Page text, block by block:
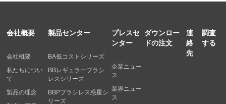
会社概要
会社概要
私たちについ
て
製品の理念
製品センター
BA低コストシリーズ
BBレギュラーブラシ
レスシリーズ
BBPブラシレス惑星シ
リーズ
プレスセ
ンター
企業ニュー
ス
業界ニュー
ス
ダウンロー
ドの注文
連
絡
先
調査
する